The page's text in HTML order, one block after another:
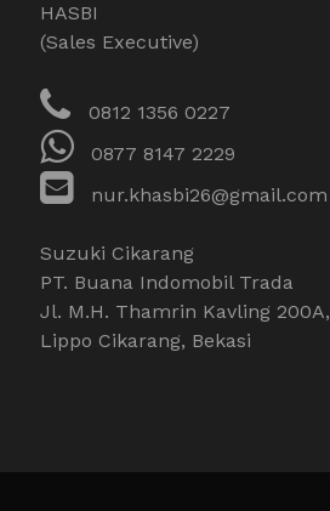
HASBI
(Sales Executive)
0812 1356 0227
0877 8147 2229
nur.khasbi26@gmail.com
Suzuki Cikarang
PT. Buana Indomobil Trada
Jl. M.H. Thamrin Kavling 200A,
Lippo Cikarang, Bekasi